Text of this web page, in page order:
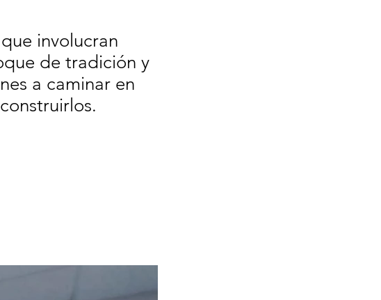
involucran
de tradición y
a caminar en